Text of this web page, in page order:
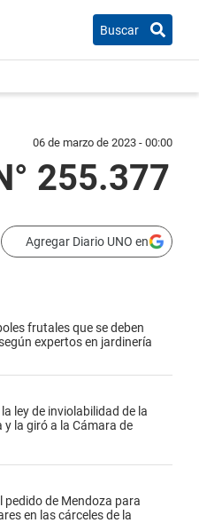
Buscar
06 de marzo de 2023 - 00:00
255.377
Agregar Diario UNO en
frutales que se deben
expertos en jardinería
ley de inviolabilidad de la
la giró a la Cámara de
pedido de Mendoza para
en las cárceles de la